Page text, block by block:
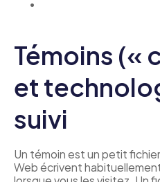
Témoins («
et
suivi
Un témoin est un petit
Web écrivent